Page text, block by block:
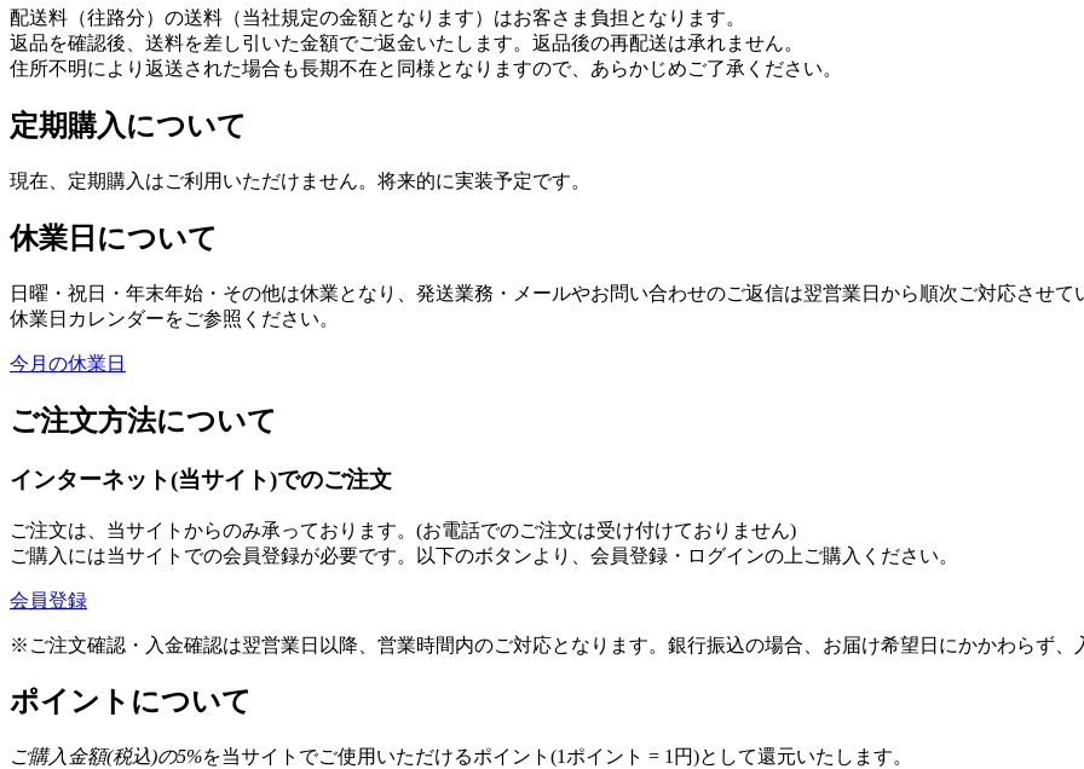
配送料（往路分）の送料（当社規定の金額となります）はお客さま負担となります。
返品を確認後、送料を差し引いた金額でご返金いたします。返品後の再配送は承れません。
住所不明により返送された場合も長期不在と同様となりますので、あらかじめご了承ください。
定期購入について
現在、定期購入はご利用いただけません。将来的に実装予定です。
休業日について
日曜・祝日・年末年始・その他は休業となり、発送業務・メールやお問い合わせのご返信は翌営業日から順次ご対応させて
休業日カレンダーをご参照ください。
今月の休業日
ご注文方法について
インターネット(当サイト)でのご注文
ご注文は、当サイトからのみ承っております。(お電話でのご注文は受け付けておりません)
ご購入には当サイトでの会員登録が必要です。以下のボタンより、会員登録・ログインの上ご購入ください。
会員登録
※ご注文確認・入金確認は翌営業日以降、営業時間内のご対応となります。銀行振込の場合、お届け希望日にかかわらず、
ポイントについて
ご購入金額(税込)の5%を当サイトでご使用いただけるポイント(1ポイント = 1円)として還元いたします。